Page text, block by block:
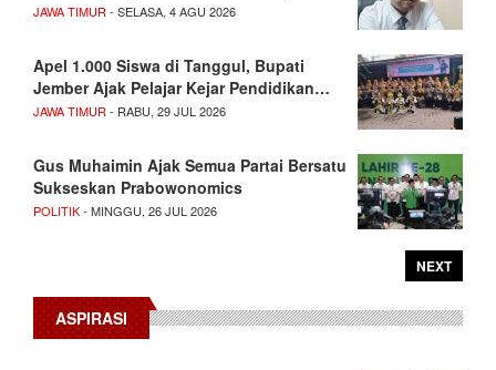
JAWA TIMUR - SELASA, 4 AGU 2026
Apel 1.000 Siswa di Tanggul, Bupati
Jember Ajak Pelajar Kejar Pendidikan…
JAWA TIMUR - RABU, 29 JUL 2026
Gus Muhaimin Ajak Semua Partai Bersatu
Sukseskan Prabowonomics
POLITIK- MINGGU, 26 JUL 2026
NEXT
ASPIRASI